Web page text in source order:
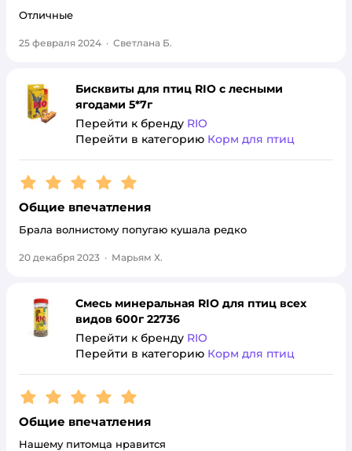
Отличные
25 февраля 2024 · Светлана Б.
Бисквиты для птиц RIO с лесными
ягодами 5*7г
Перейти к бренду RIO
Перейти в категорию Корм для птиц
Рейтинг:5
Общие впечатления
Брала волнистому попугаю кушала редко
20 декабря 2023 · Марьям Х.
Смесь минеральная RIO для птиц всех
видов 600г 22736
Перейти к бренду RIO
Перейти в категорию Корм для птиц
Рейтинг:5
Общие впечатления
Нашему питомца нравится